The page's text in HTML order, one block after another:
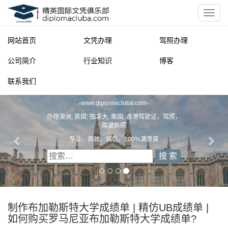
网站首页 文凭办理 驾照办理
公司简介 行业知识 博客
联系我们
-www.diplomacluba.com-
办理澳洲, 英国, 加拿大, 美国, 香港驾驶证，驾照，
驾驶执照
专业、高效、诚信、100%满意度
制作布加勒斯特大学成绩单 | 精仿UB成绩单 |
如何购买罗马尼亚布加勒斯特大学成绩单?